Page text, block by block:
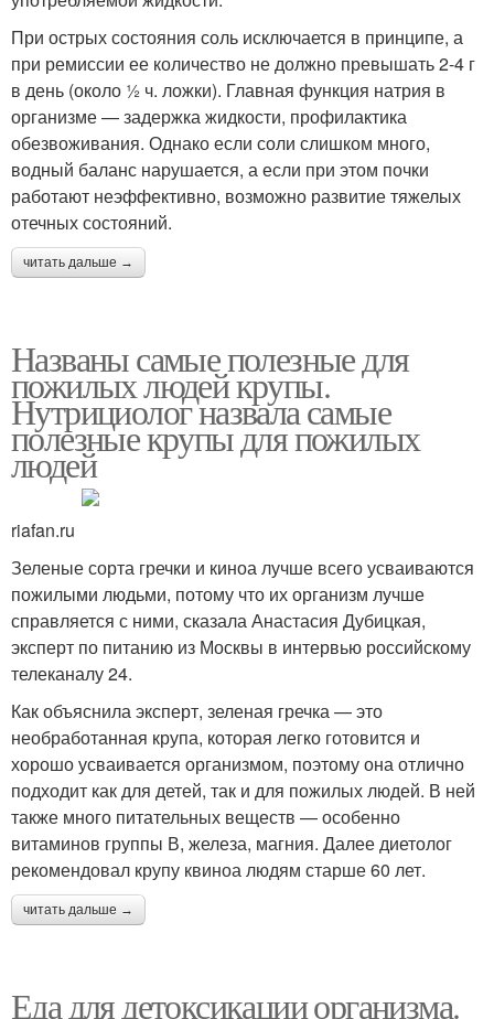
При острых состояния соль исключается в принципе, а
при ремиссии ее количество не должно превышать 2-4 г
в день (около ½ ч. ложки). Главная функция натрия в
организме — задержка жидкости, профилактика
обезвоживания. Однако если соли слишком много,
водный баланс нарушается, а если при этом почки
работают неэффективно, возможно развитие тяжелых
отечных состояний.
читать дальше →
Названы самые полезные для
пожилых людей крупы.
Нутрициолог назвала самые
полезные крупы для пожилых
людей
riafan.ru
Зеленые сорта гречки и киноа лучше всего усваиваются
пожилыми людьми, потому что их организм лучше
справляется с ними, сказала Анастасия Дубицкая,
эксперт по питанию из Москвы в интервью российскому
телеканалу 24.
Как объяснила эксперт, зеленая гречка — это
необработанная крупа, которая легко готовится и
хорошо усваивается организмом, поэтому она отлично
подходит как для детей, так и для пожилых людей. В ней
также много питательных веществ — особенно
витаминов группы В, железа, магния. Далее диетолог
рекомендовал крупу квиноа людям старше 60 лет.
читать дальше →
Еда для детоксикации организма.